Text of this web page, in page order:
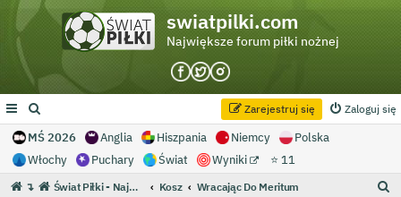
swiatpilki.com
Największe forum piłki nożnej
Zaloguj się
Zarejestruj się
MŚ 2026 Anglia Hiszpania Niemcy
Polska
Włochy
Puchary Świat Wyniki ⭐ 11
↴ Świat Piłki - Największe forum piłki nożnej Kosz Wracając Do Meritum